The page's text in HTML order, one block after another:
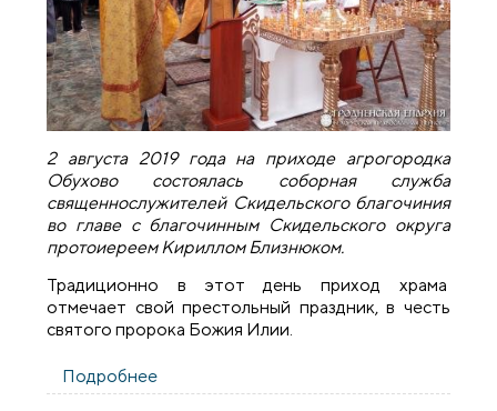
2 августа 2019 года на приходе агрогородка
Обухово состоялась соборная служба
священнослужителей Скидельского благочиния
во главе с благочинным Скидельского округа
протоиереем Кириллом Близнюком.
Традиционно в этот день приход храма
отмечает свой престольный праздник, в честь
святого пророка Божия Илии.
Подробнее
Скидельского благочиния